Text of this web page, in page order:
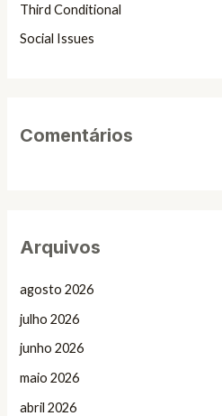
p
o
Third Conditional
Social Issues
Comentários
Arquivos
agosto 2026
julho 2026
junho 2026
maio 2026
abril 2026